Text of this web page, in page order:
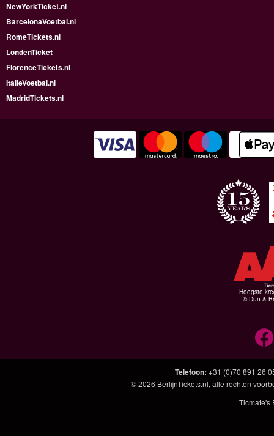
NewYorkTicket.nl
BarcelonaVoetbal.nl
RomeTickets.nl
LondenTicket
FlorenceTickets.nl
ItalieVoetbal.nl
MadridTickets.nl
Hoogste
© Dun &
Telefoon: +31 (0)70 891 26
© 2026 BerlijnTickets.nl, alle rechten
Ticmate's